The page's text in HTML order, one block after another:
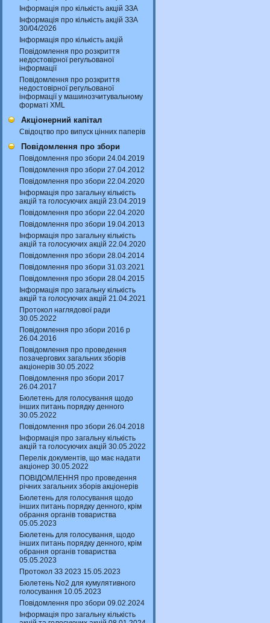
Інформація про кількість акцій ЗЗА
Інформація про кількість акцій ЗЗА
30/04/2026
Інформація про кількість акцій
Повідомлення про розкриття
недостовірної регульованої
інформації
Повідомлення про розкриття
недостовірної регульованої
інформації у машинозчитувальному
форматі XML
Акціонерний капітал
Свідоцтво про випуск цінних паперів
Повідомлення про збори
Повідомлення про збори 24.04.2019
Повідомлення про збори 27.04.2012
Повідомлення про збори 22.04.2020
Інформація про загальну кількість
акцій та голосуючих акцій 23.04.2019
Повідомлення про збори 22.04.2020
Повідомлення про збори 19.04.2013
Інформація про загальну кількість
акцій та голосуючих акцій 22.04.2020
Повідомлення про збори 28.04.2014
Повідомлення про збори 31.03.2021
Повідомлення про збори 28.04.2015
Інформація про загальну кількість
акцій та голосуючих акцій 21.04.2021
Протокол наглядової ради
30.05.2022
Повідомлення про збори 2016 р
26.04.2016
Повідомлення про проведення
позачергових загальних зборів
акціонерів 30.05.2022
Повідомлення про збори 2017
26.04.2017
Бюлетень для голосування щодо
інших питань порядку денного
30.05.2022
Повідомлення про збори 26.04.2018
Інформація про загальну кількість
акцій та голосуючих акцій 30.05.2022
Перелік документів, що має надати
акціонер 30.05.2022
ПОВІДОМЛЕННЯ про проведення
річних загальних зборів акціонерів
Бюлетень для голосування щодо
інших питань порядку денного, крім
обрання органів товариства
05.05.2023
Бюлетень для голосування, щодо
інших питань порядку денного, крім
обрання органів товариства
05.05.2023
Протокол ЗЗ 2023 15.05.2023
Бюлетень No2 для кумулятивного
голосування 10.05.2023
Повідомлення про збори 09.02.2024
Інформація про загальну кількість